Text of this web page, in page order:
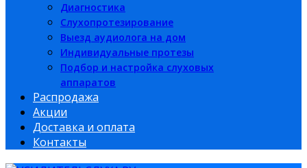
Диагностика
Слухопротезирование
Выезд аудиолога на дом
Индивидуальные протезы
Подбор и настройка слуховых
аппаратов
Распродажа
Акции
Доставка и оплата
Контакты